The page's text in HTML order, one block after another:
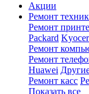
Акции
Ремонт
Ремонт
Packard
Ремонт
Ремонт
Huawei
Ремонт касс
Показать все